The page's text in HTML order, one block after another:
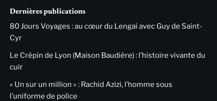
Dernières publications
80 Jours Voyages : au cœur du Lengai avec Guy de Saint-
Cyr
Le Crépin de Lyon (Maison Baudière) : l’histoire vivante du
cuir
« Un sur un million » : Rachid Azizi, l’homme sous
l’uniforme de police